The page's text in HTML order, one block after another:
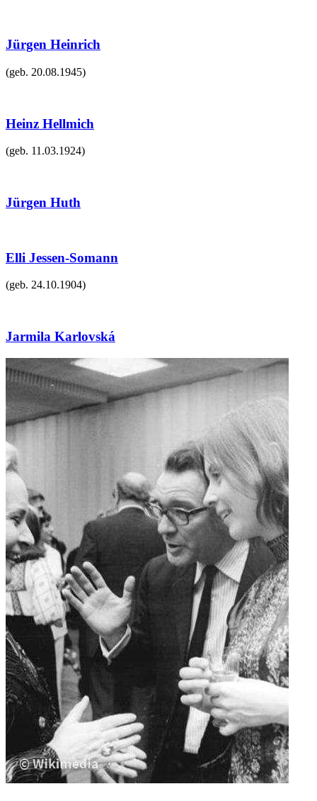
Jürgen Heinrich
(geb. 20.08.1945)
Heinz Hellmich
(geb. 11.03.1924)
Jürgen Huth
Elli Jessen-Somann
(geb. 24.10.1904)
Jarmila Karlovská